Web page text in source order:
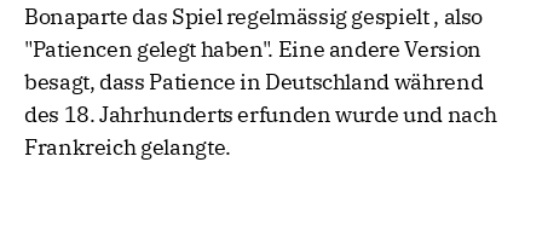
Bonaparte das Spiel regelmässig gespielt , also
"Patiencen gelegt haben". Eine andere Version
besagt, dass Patience in Deutschland während
des 18. Jahrhunderts erfunden wurde und nach
Frankreich gelangte.